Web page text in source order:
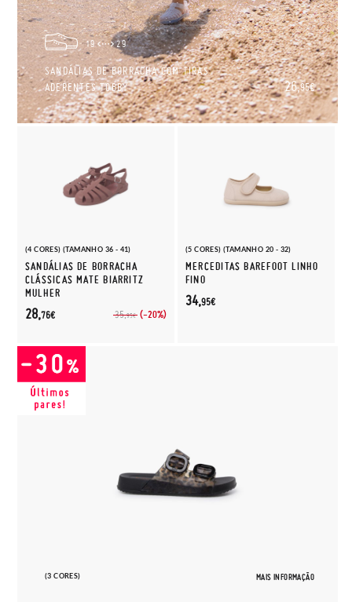
19 29
SANDÁLIAS DE BORRACHA COM TIRAS
ADERENTES TOBBY
26,95€
(4 CORES) (TAMANHO 36 - 41)
SANDÁLIAS DE BORRACHA
CLÁSSICAS MATE BIARRITZ
MULHER
35,95€ (-20%)
28,76€
(5 CORES) (TAMANHO 20 - 32)
MERCEDITAS BAREFOOT LINHO
FINO
34,95€
(3 CORES) MAIS INFORMAÇÃO